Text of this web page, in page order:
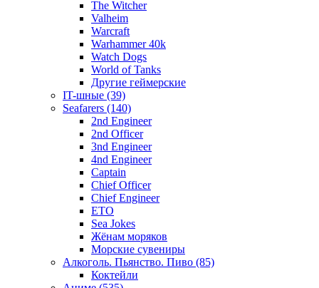
The Witcher
Valheim
Warcraft
Warhammer 40k
Watch Dogs
World of Tanks
Другие геймерские
IT-шные (39)
Seafarers (140)
2nd Engineer
2nd Officer
3nd Engineer
4nd Engineer
Captain
Chief Officer
Chief Еngineer
ETO
Sea Jokes
Жёнам моряков
Морские сувениры
Алкоголь. Пьянство. Пиво (85)
Коктейли